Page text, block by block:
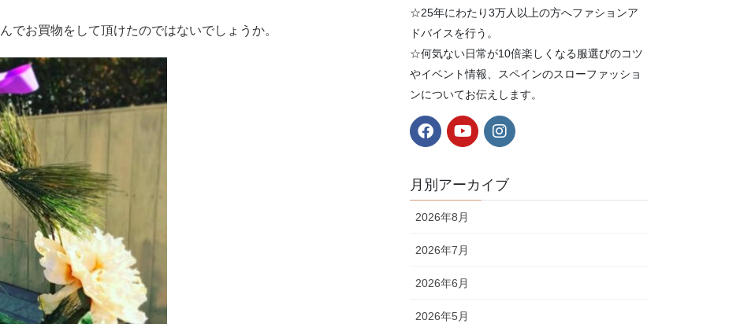
でお買物をして頂けたのではないでしょうか。
☆25年にわたり3万人以上の方へファションア
ドバイスを行う。
☆何気ない日常が10倍楽しくなる服選びのコツ
やイベント情報、スペインのスローファッショ
ンについてお伝えします。
月別アーカイブ
2026年8月
2026年7月
2026年6月
2026年5月